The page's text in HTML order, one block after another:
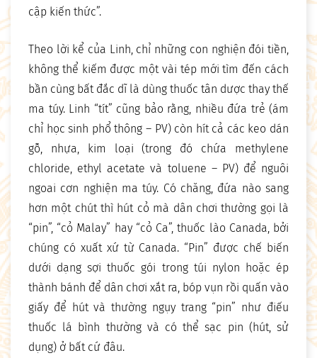
cập kiến thức”.
Theo lời kể của Linh, chỉ những con nghiện đói tiền,
không thể kiếm được một vài tép mới tìm đến cách
bần cùng bất đắc dĩ là dùng thuốc tân dược thay thế
ma túy. Linh “tít” cũng bảo rằng, nhiều đứa trẻ (ám
chỉ học sinh phổ thông – PV) còn hít cả các keo dán
gỗ, nhựa, kim loại (trong đó chứa methylene
chloride, ethyl acetate và toluene – PV) để nguôi
ngoai cơn nghiện ma túy. Có chăng, đứa nào sang
hơn một chút thì hút cỏ mà dân chơi thường gọi là
“pin”, “cỏ Malay” hay “cỏ Ca”, thuốc lào Canada, bởi
chúng có xuất xứ từ Canada. “Pin” được chế biến
dưới dạng sợi thuốc gói trong túi nylon hoặc ép
thành bánh để dân chơi xắt ra, bóp vụn rồi quấn vào
giấy để hút và thường ngụy trang “pin” như điếu
thuốc lá bình thường và có thể sạc pin (hút, sử
dụng) ở bất cứ đâu.